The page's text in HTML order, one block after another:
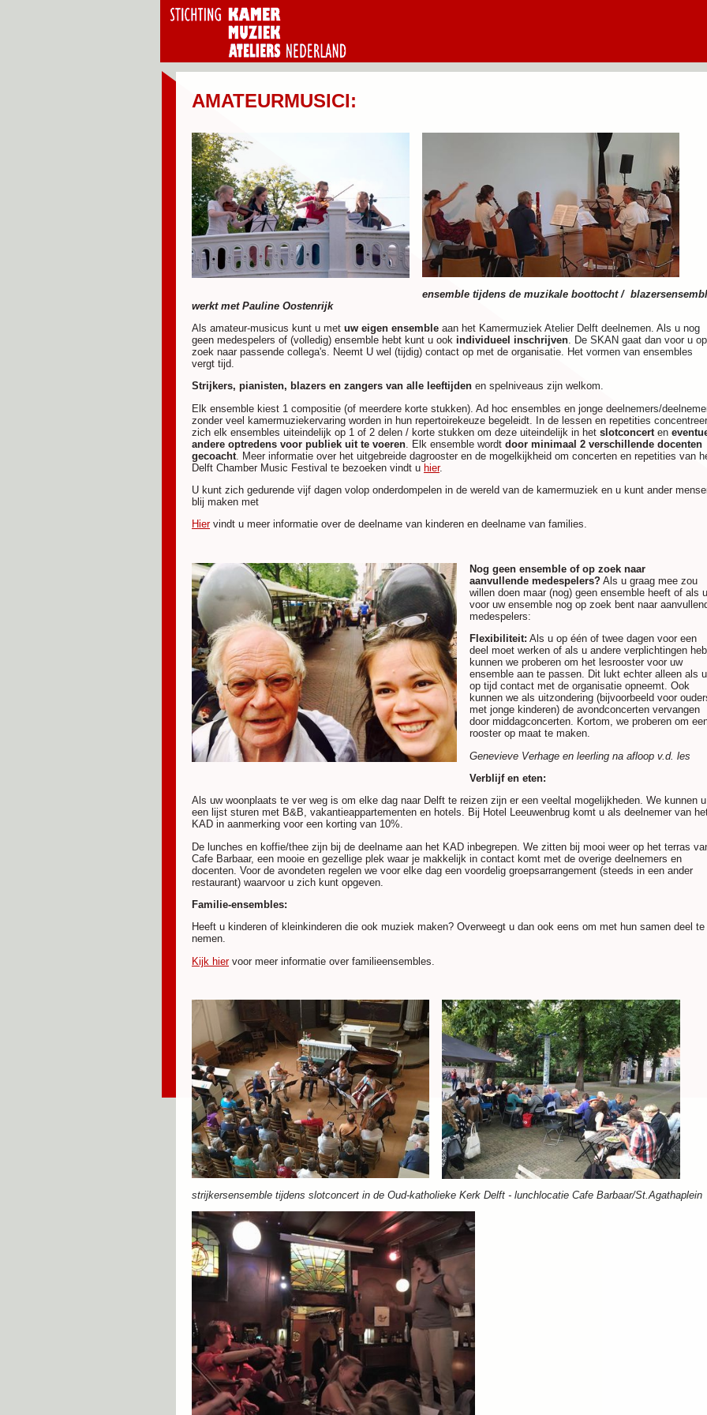
AMATEURMUSICI:
ensemble tijdens de muzikale boottocht /
werkt met Pauline Oostenrijk
Als amateur-musicus kunt u met uw eigen ensemble aan het Kamermuziek Atelier Delft deelnemen. Als u nog
geen medespelers of (volledig) ensemble hebt kunt u ook individueel inschrijven. De SKAN gaat dan voor u op
zoek naar passende collega's. Neemt U wel (tijdig) contact op met de organisatie. Het vormen van ensembles
vergt tijd.
Strijkers, pianisten, blazers en zangers van alle leeftijden en spelniveaus zijn welkom.
Elk ensemble kiest 1 compositie (of meerdere korte stukken). Ad hoc ensembles en jonge deelnemers/
zonder veel kamermuziekervaring worden in hun repertoirekeuze begeleidt. In de lessen en repetities
zich elk ensembles uiteindelijk op 1 of 2 delen / korte stukken om deze uiteindelijk in het slotconcerten
andere optredens voor publiek uit te voeren . Elk ensemble wordt door minimaal 2 verschillende docenten
gecoacht . Meer informatie over het uitgebreide dagrooster en de mogelkijkheid om concerten en repetities van
Delft Chamber Music Festival te bezoeken vindt u hier.
U kunt zich gedurende vijf dagen volop onderdompelen in de wereld van de kamermuziek en u kunt ander
blij maken met
Hiervindt u meer informatie over de deelname van kinderen en deelname van families.
Nog geen ensemble of op zoek naar
aanvullende medespelers? Als u graag mee zou
willen doen maar (nog) geen ensemble heeft of als u
voor uw ensemble nog op zoek bent naar
medespelers:
Flexibiliteit: Als u op één of twee dagen voor een
deel moet werken of als u andere verplichtingen
kunnen we proberen om het lesrooster voor uw
ensemble aan te passen. Dit lukt echter alleen als u
op tijd contact met de organisatie opneemt. Ook
kunnen we als uitzondering (bijvoorbeeld voor
met jonge kinderen) de avondconcerten vervangen
door middagconcerten. Kortom, we proberen om
rooster op maat te maken.
Genevieve Verhage en leerling na afloop v.d. les
Verblijf en eten:
Als uw woonplaats te ver weg is om elke dag naar Delft te reizen zijn er een veeltal mogelijkheden. We kunnen u
een lijst sturen met B&B, vakantieappartementen en hotels. Bij Hotel Leeuwenbrug komt u als deelnemer van
KAD in aanmerking voor een korting van 10%.
De lunches en koffie/thee zijn bij de deelname aan het KAD inbegrepen. We zitten bij mooi weer op het terras
Cafe Barbaar, een mooie en gezellige plek waar je makkelijk in contact komt met de overige deelnemers en
docenten. Voor de avondeten regelen we voor elke dag een voordelig groepsarrangement (steeds in een ander
restaurant) waarvoor u zich kunt opgeven.
Familie-ensembles:
Heeft u kinderen of kleinkinderen die ook muziek maken? Overweegt u dan ook eens om met hun samen deel te
nemen.
Kijk hiervoor meer informatie over familieensembles.
strijkersensemble tijdens slotconcert in de Oud-katholieke Kerk Delft - lunchlocatie Cafe Barbaar/St.Agathaplein